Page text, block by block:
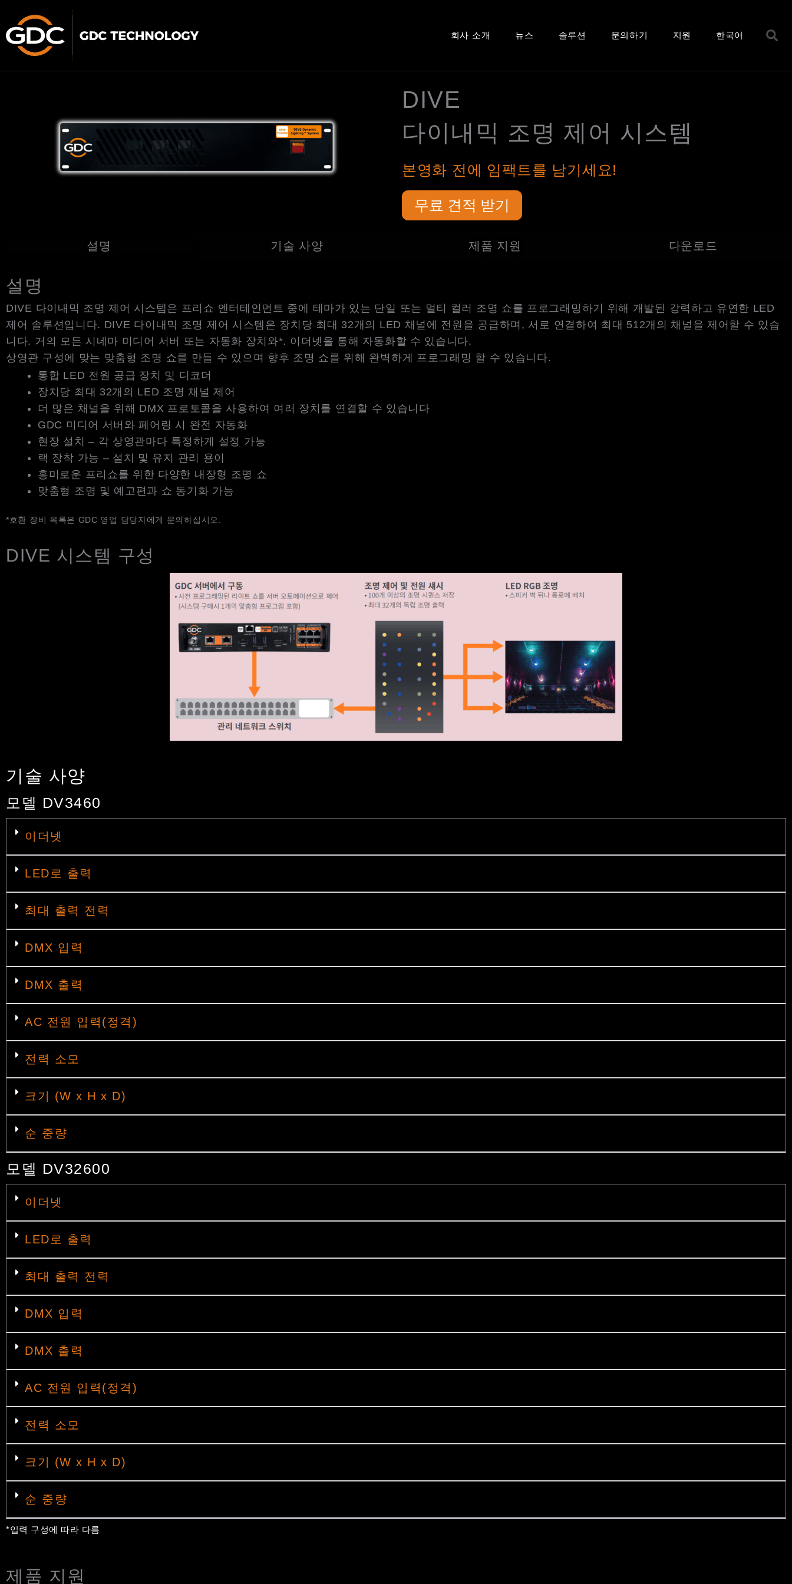
츠
회사 소개 뉴스 솔루션 문의하기 지원 한국어
DIVE
다이내믹 조명 제어 시스템
본영화 전에 임팩트를 남기세요!
무료 견적 받기
설명 기술 사양 제품 지원 다운로드
설명
DIVE 다이내믹 조명 제어 시스템은 프리쇼 엔터테인먼트 중에 테마가 있는 단일 또는 멀티 컬러 조명 쇼를 프로그래밍하기 위해 개발된 강력하고 유연한 LED
제어 솔루션입니다. DIVE 다이내믹 조명 제어 시스템은 장치당 최대 32개의 LED 채널에 전원을 공급하며, 서로 연결하여 최대 512개의 채널을 제어할 수 있습
니다. 거의 모든 시네마 미디어 서버 또는 자동화 장치와*. 이더넷을 통해 자동화할 수 있습니다.
상영관 구성에 맞는 맞춤형 조명 쇼를 만들 수 있으며 향후 조명 쇼를 위해 완벽하게 프로그래밍 할 수 있습니다.
통합 LED 전원 공급 장치 및 디코더
장치당 최대 32개의 LED 조명 채널 제어
더 많은 채널을 위해 DMX 프로토콜을 사용하여 여러 장치를 연결할 수 있습니다
GDC 미디어 서버와 페어링 시 완전 자동화
현장 설치 – 각 상영관마다 특정하게 설정 가능
랙 장착 가능 ‒ 설치 및 유지 관리 용이
흥미로운 프리쇼를 위한 다양한 내장형 조명 쇼
맞춤형 조명 및 예고편과 쇼 동기화 가능
*호환 장비 목록은 GDC 영업 담당자에게 문의하십시오.
DIVE 시스템 구성
기술 사양
모델 DV3460
이더넷
LED로 출력
최대 출력 전력
DMX 입력
DMX 출력
AC 전원 입력(정격)
전력 소모
크기 (W x H x D)
순 중량
모델 DV32600
이더넷
LED로 출력
최대 출력 전력
DMX 입력
DMX 출력
AC 전원 입력(정격)
전력 소모
크기 (W x H x D)
순 중량
*입력 구성에 따라 다름
제품 지원